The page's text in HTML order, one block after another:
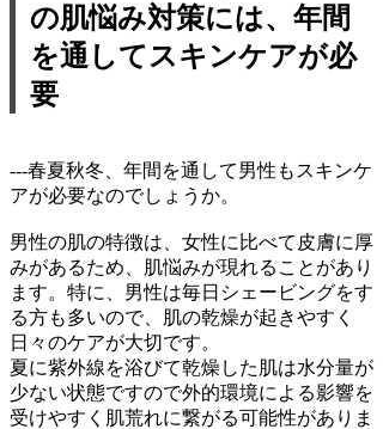
の肌悩み対策には、年間
を通してスキンケアが必
要
---春夏秋冬、年間を通して男性もスキンケ
アが必要なのでしょうか。
男性の肌の特徴は、女性に比べて皮膚に厚
みがあるため、肌悩みが現れることがあり
ます。特に、男性は毎日シェービングをす
る方も多いので、肌の乾燥が起きやすく
日々のケアが大切です。
夏に紫外線を浴びて乾燥した肌は水分量が
少ない状態ですので外的環境による影響を
受けやすく肌荒れに繋がる可能性がありま